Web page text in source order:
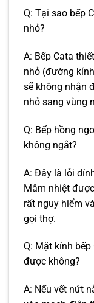
Q: Tại sao bếp
nhỏ?
A: Bếp Cata
nhỏ (đường
sẽ không nhận
nhỏ sang vùng
Q: Bếp hồng
không ngắt?
A: Đây là lỗi
Mâm nhiệt
rất nguy hiểm
gọi thợ.
Q: Mặt kính
được không?
A: Nếu vết nứt